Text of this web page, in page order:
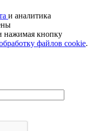
и аналитика
нажимая кнопку
файлов cookie.